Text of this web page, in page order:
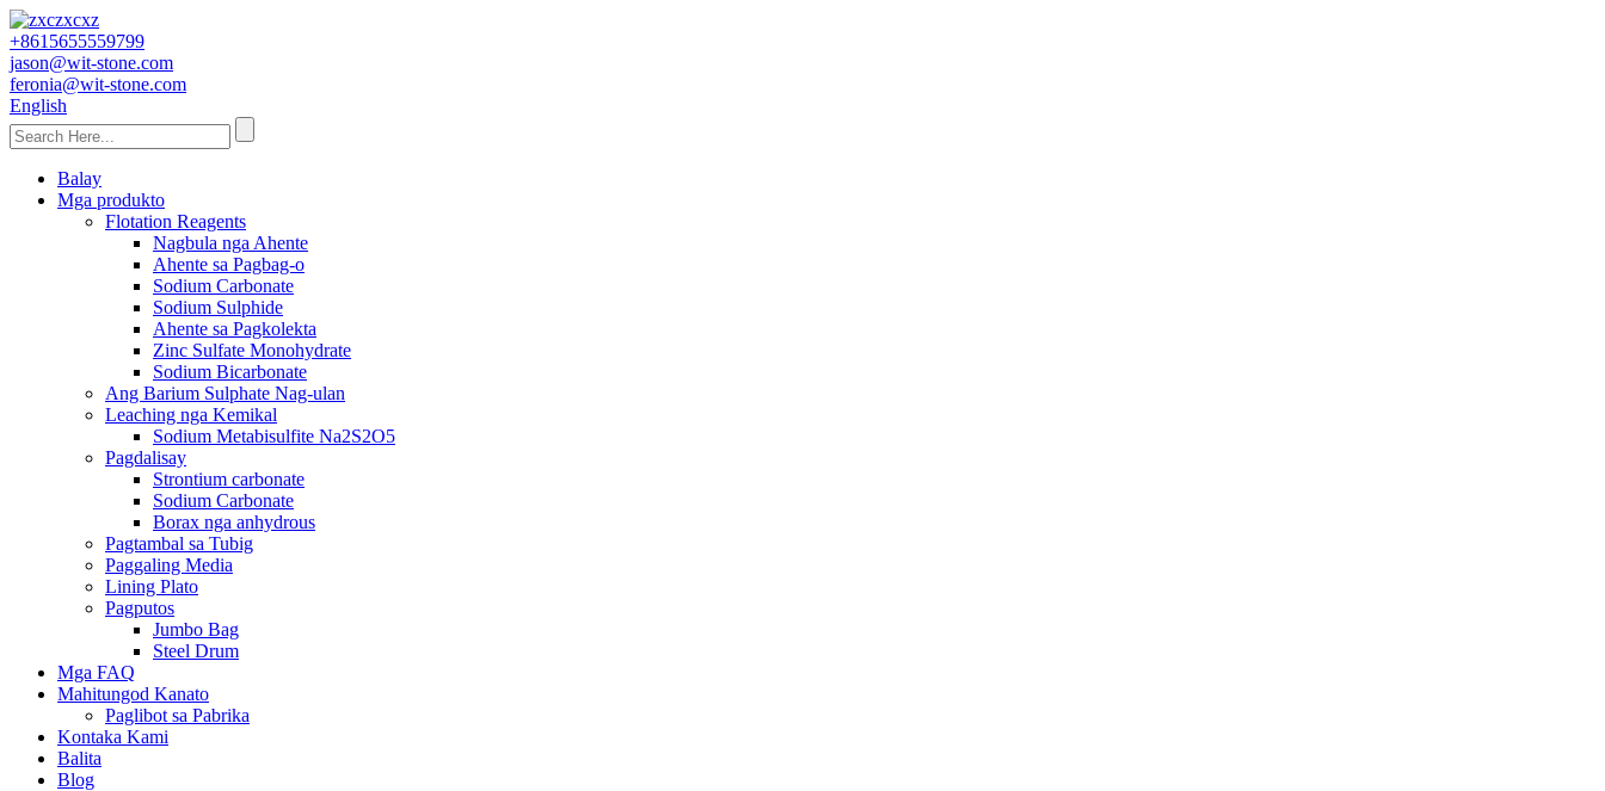
+8615655559799
jason@wit-stone.com
feronia@wit-stone.com
English
Balay
Mga produkto
Flotation Reagents
Nagbula nga Ahente
Ahente sa Pagbag-o
Sodium Carbonate
Sodium Sulphide
Ahente sa Pagkolekta
Zinc Sulfate Monohydrate
Sodium Bicarbonate
Ang Barium Sulphate Nag-ulan
Leaching nga Kemikal
Sodium Metabisulfite Na2S2O5
Pagdalisay
Strontium carbonate
Sodium Carbonate
Borax nga anhydrous
Pagtambal sa Tubig
Paggaling Media
Lining Plato
Pagputos
Jumbo Bag
Steel Drum
Mga FAQ
Mahitungod Kanato
Paglibot sa Pabrika
Kontaka Kami
Balita
Blog